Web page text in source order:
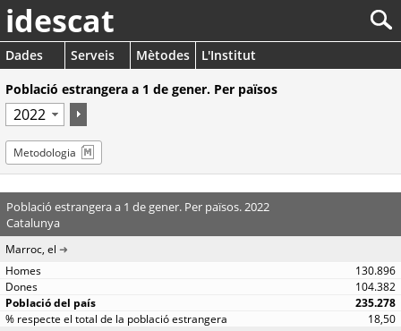
idescat
Dades Serveis Mètodes
L'Institut
Població estrangera a 1 de gener. Per països
Metodologia
Població estrangera a 1 de gener. Per països. 2022
Catalunya
Marroc, el
130.896
104.382
235.278
18,50